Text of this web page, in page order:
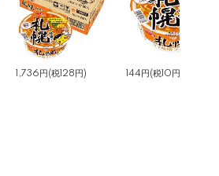
1,736円(税128円) 144円(税10円)